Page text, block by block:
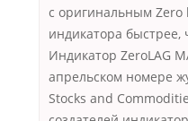
с оригинальным Zero
индикатора быстрее,
Индикатор ZeroLAG
апрельском номере
Stocks and